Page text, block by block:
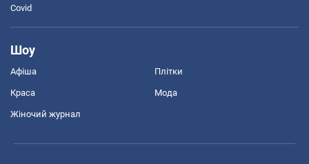
Covid
Шоу
Афіша Плітки
Краса Мода
Жіночий журнал